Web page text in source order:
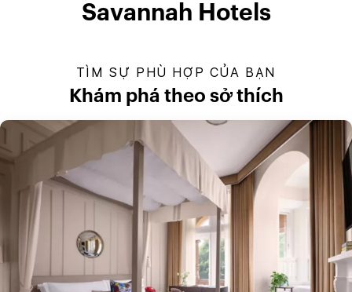
Savannah Hotels
TÌM SỰ PHÙ HỢP CỦA BẠN
Khám phá theo sở thích